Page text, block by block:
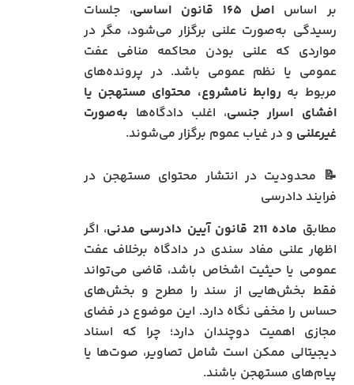
بر اساس اصل ۱۶۵ قانون اساسی
، جلسات
رسیدگی به‌صورت علنی برگزار می‌شود، مگر در
مواردی که علنی بودن محاکمه منافی عفت
عمومی یا نظم عمومی باشد. در پرونده‌های
مربوط به روابط نامشروع، محتوای مستهجن یا
افشای اسرار جنسی، اغلب دادگاه‌ها به‌صورت
غیرعلنی و در غیاب عموم برگزار می‌شوند.
📝 محدودیت در انتشار محتوای مستهجن در
فرایند دادرسی
مطابق ماده 211 قانون آیین دادرسی مدنی
، اگر
اظهار علنی مفاد سندی در دادگاه برخلاف عفت
عمومی یا حیثیت اشخاص باشد، قاضی می‌تواند
فقط بخش‌هایی از سند را مطرح و بخش‌های
حساس را مخفی نگاه دارد. این موضوع در فضای
مجازی اهمیت دوچندان دارد؛ چرا که اسناد
دیجیتالی ممکن است شامل تصاویر، صوت‌ها یا
پیام‌های مستهجن باشند.